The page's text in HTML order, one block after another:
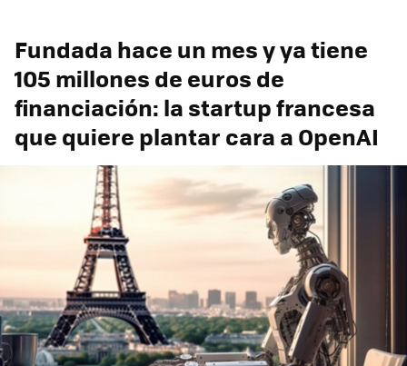
Fundada hace un mes y ya tiene
105 millones de euros de
financiación: la startup francesa
que quiere plantar cara a OpenAI